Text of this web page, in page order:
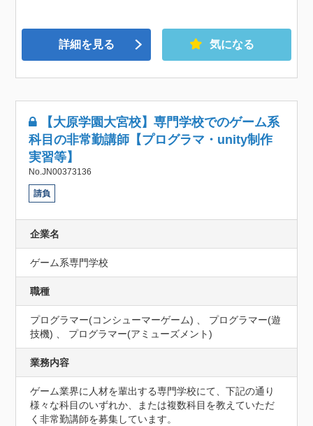
詳細を見る 気になる
【大原学園大宮校】専門学校でのゲーム系
科目の非常勤講師【プログラマ・unity制作
実習等】
No.JN00373136
請負
企業名
ゲーム系専門学校
職種
プログラマー(コンシューマーゲーム) 、 プログラマー(遊
技機) 、 プログラマー(アミューズメント)
業務内容
ゲーム業界に人材を輩出する専門学校にて、下記の通り
様々な科目のいずれか、または複数科目を教えていただ
く非常勤講師を募集しています。